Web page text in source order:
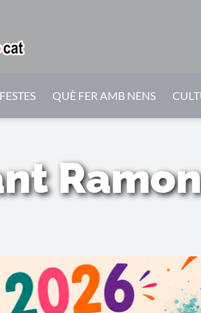
QUÈ FER AMB NENS
Ramon